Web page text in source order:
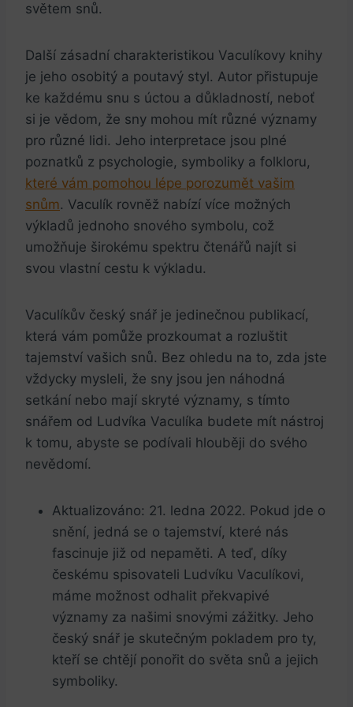
světem⁤ snů.
Další zásadní charakteristikou Vaculíkovy knihy
⁣je ⁤jeho osobitý⁣ a poutavý styl.‌ Autor přistupuje⁢
ke ⁤každému snu s úctou a důkladností, neboť
si je vědom, že sny mohou mít různé významy
pro různé lidi. Jeho interpretace jsou plné
poznatků z ​psychologie, symboliky a⁣ folkloru,
které vám pomohou lépe porozumět⁣ vašim
snům. Vaculík rovněž nabízí více možných
výkladů jednoho snového symbolu,⁢ což
umožňuje širokému spektru čtenářů najít si
svou vlastní cestu‌ k ⁣výkladu.
Vaculíkův český snář je‍ jedinečnou⁤ publikací,
která ‌vám pomůže prozkoumat a ‌rozluštit
tajemství vašich snů. ​Bez ohledu ​na to, zda ⁤jste
vždycky‍ mysleli, že ‌sny jsou jen náhodná
⁤setkání nebo mají skryté významy, s tímto⁤
snářem od Ludvíka Vaculíka budete mít nástroj
⁤k tomu, abyste se podívali⁣ hlouběji do svého
nevědomí.
Aktualizováno: 21. ledna 2022. Pokud jde o
snění, jedná se ​o tajemství,‍ které nás⁢
fascinuje již od nepaměti. A teď, díky
⁢českému spisovateli Ludvíku Vaculíkovi,
máme možnost odhalit překvapivé
významy za našimi snovými zážitky. Jeho
český⁣ snář je skutečným pokladem pro‌ ty,
⁢kteří se chtějí ponořit do světa snů a jejich
symboliky.